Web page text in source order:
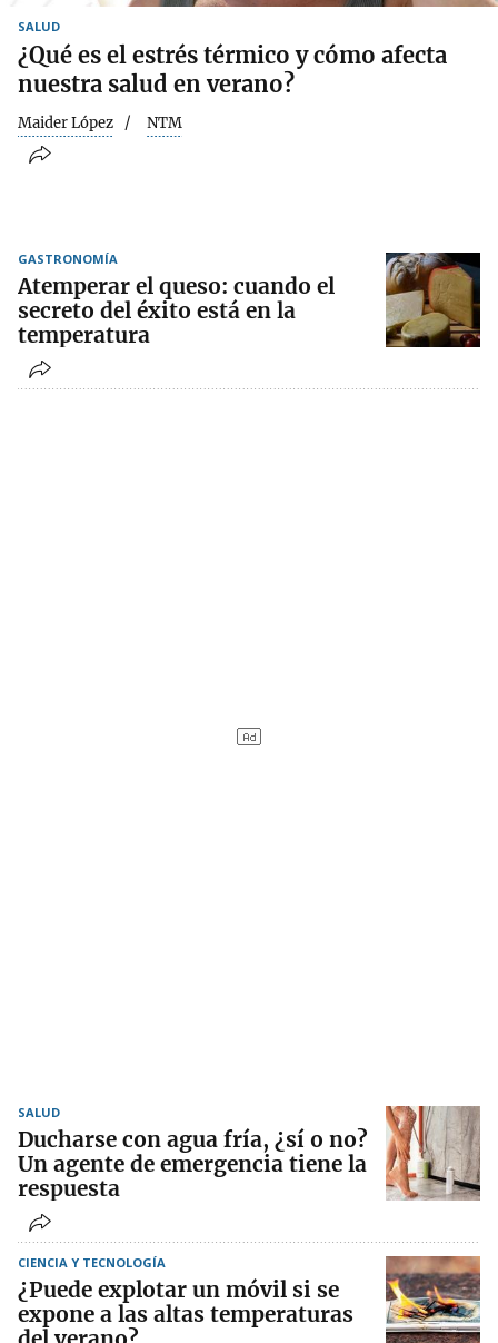
SALUD
¿Qué es el estrés térmico y cómo afecta
nuestra salud en verano?
Maider López NTM
GASTRONOMÍA
Atemperar el queso: cuando el
secreto del éxito está en la
temperatura
SALUD
Ducharse con agua fría, ¿sí o no?
Un agente de emergencia tiene la
respuesta
CIENCIA Y TECNOLOGÍA
¿Puede explotar un móvil si se
expone a las altas temperaturas